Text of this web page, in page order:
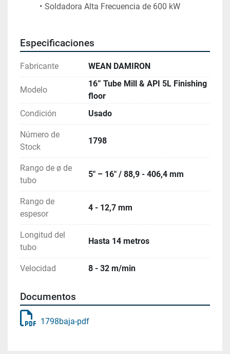
Soldadora Alta Frecuencia de 600 kW
Especificaciones
Fabricante WEAN DAMIRON
Modelo
16” Tube Mill & API 5L Finishing
floor
Condición
Usado
Número de
Stock
1798
Rango de ø de
tubo
5″ – 16″ / 88,9 - 406,4 mm
Rango de
espesor
4 - 12,7 mm
Longitud del
tubo
Hasta 14 metros
Velocidad 8 - 32 m/min
Documentos
1798baja-pdf